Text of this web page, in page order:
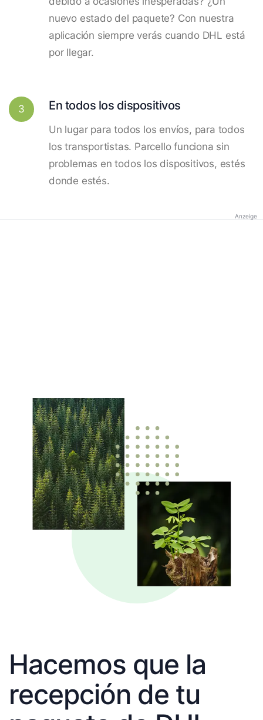
nuevo estado del paquete? Con nuestra
aplicación siempre verás cuando DHL está
por llegar.
3 En todos los dispositivos
Un lugar para todos los envíos, para todos
los transportistas. Parcello funciona sin
problemas en todos los dispositivos, estés
donde estés.
Anzeige
Hacemos que la
recepción de tu